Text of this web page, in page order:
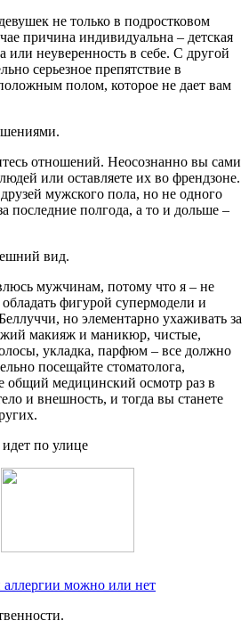
не только в подростковом
причина индивидуальна – детская
или неуверенность в себе. С другой
серьезное препятствие в
полом, которое не дает вам
отношений. Неосознанно вы сами
или оставляете их во френдзоне.
мужского пола, но не одного
последние полгода, а то и дольше –
вид.
мужчинам, потому что я – не
фигурой супермодели и
но элементарно ухаживать за
макияж и маникюр, чистые,
укладка, парфюм – все должно
посещайте стоматолога,
общий медицинский осмотр раз в
и внешность, и тогда вы станете
аллергии можно или нет